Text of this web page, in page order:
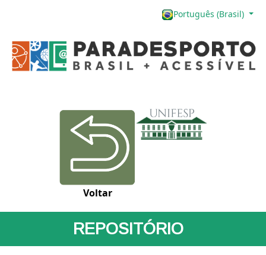
Português (Brasil)
Voltar
REPOSITÓRIO